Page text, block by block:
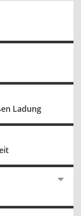
Ladung